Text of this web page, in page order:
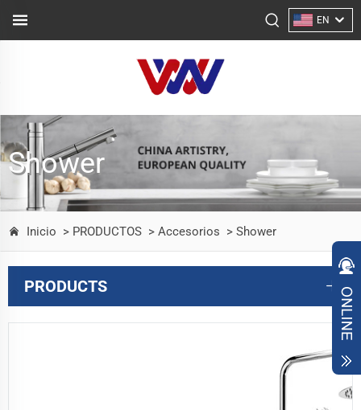
EN
Shower
Inicio > PRODUCTOS > Accesorios > Shower
PRODUCTS